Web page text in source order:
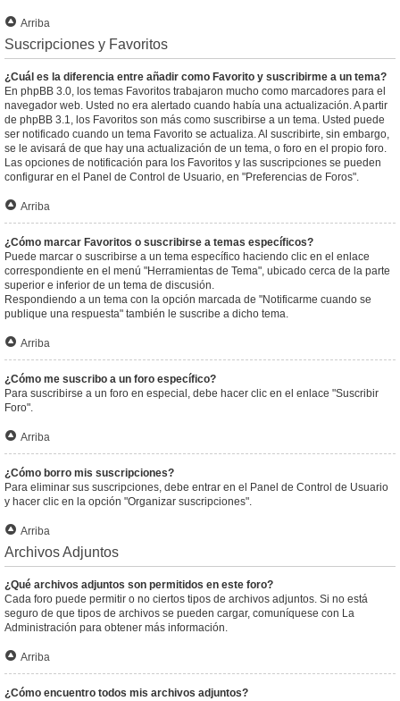
Arriba
Suscripciones y Favoritos
¿Cuál es la diferencia entre añadir como Favorito y suscribirme a un tema?
En phpBB 3.0, los temas Favoritos trabajaron mucho como marcadores para el
navegador web. Usted no era alertado cuando había una actualización. A partir
de phpBB 3.1, los Favoritos son más como suscribirse a un tema. Usted puede
ser notificado cuando un tema Favorito se actualiza. Al suscribirte, sin embargo,
se le avisará de que hay una actualización de un tema, o foro en el propio foro.
Las opciones de notificación para los Favoritos y las suscripciones se pueden
configurar en el Panel de Control de Usuario, en "Preferencias de Foros".
Arriba
¿Cómo marcar Favoritos o suscribirse a temas específicos?
Puede marcar o suscribirse a un tema específico haciendo clic en el enlace
correspondiente en el menú "Herramientas de Tema", ubicado cerca de la parte
superior e inferior de un tema de discusión.
Respondiendo a un tema con la opción marcada de "Notificarme cuando se
publique una respuesta" también le suscribe a dicho tema.
Arriba
¿Cómo me suscribo a un foro específico?
Para suscribirse a un foro en especial, debe hacer clic en el enlace "Suscribir
Foro".
Arriba
¿Cómo borro mis suscripciones?
Para eliminar sus suscripciones, debe entrar en el Panel de Control de Usuario
y hacer clic en la opción "Organizar suscripciones".
Arriba
Archivos Adjuntos
¿Qué archivos adjuntos son permitidos en este foro?
Cada foro puede permitir o no ciertos tipos de archivos adjuntos. Si no está
seguro de que tipos de archivos se pueden cargar, comuníquese con La
Administración para obtener más información.
Arriba
¿Cómo encuentro todos mis archivos adjuntos?